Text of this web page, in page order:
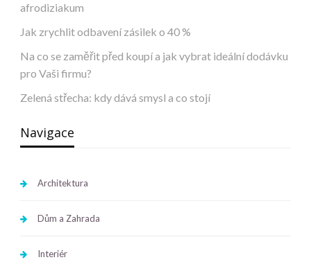
afrodiziakum
Jak zrychlit odbavení zásilek o 40 %
Na co se zaměřit před koupí a jak vybrat ideální dodávku
pro Vaši firmu?
Zelená střecha: kdy dává smysl a co stojí
Navigace
Architektura
Dům a Zahrada
Interiér